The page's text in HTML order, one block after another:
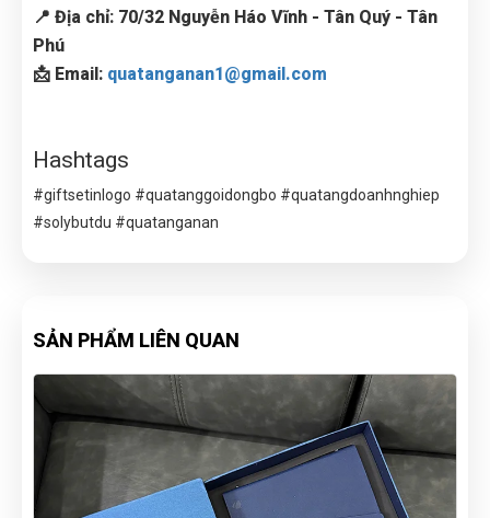
📍 Địa chỉ: 70/32 Nguyễn Háo Vĩnh - Tân Quý - Tân
Phú
📩 Email: quatanganan1@gmail.com
Hashtags
#giftsetinlogo #quatanggoidongbo #quatangdoanhnghiep
#solybutdu #quatanganan
SẢN PHẨM LIÊN QUAN